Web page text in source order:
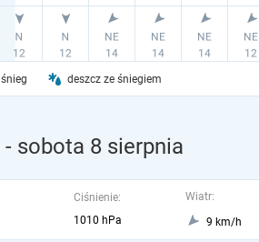
śnieg deszcz ze śniegiem
- sobota 8 sierpnia
Ciśnienie:
1010 hPa
Wiatr:
9 km/h